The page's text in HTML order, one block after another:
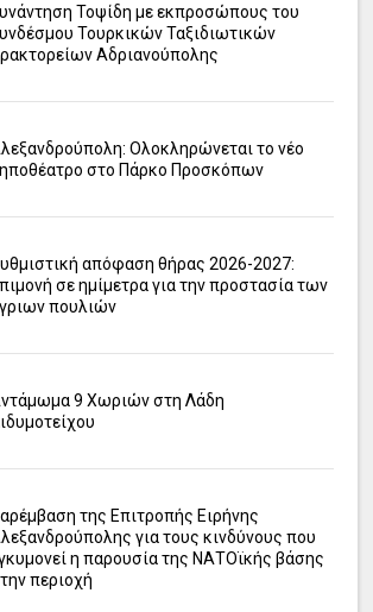
Τοψίδη με εκπροσώπους του
Τουρκικών Ταξιδιωτικών
Αδριανούπολης
Ολοκληρώνεται το νέο
στο Πάρκο Προσκόπων
απόφαση θήρας 2026-2027:
σε ημίμετρα για την προστασία των
πουλιών
9 Χωριών στη Λάδη
της Επιτροπής Ειρήνης
για τους κινδύνους που
η παρουσία της ΝΑΤΟϊκής βάσης
περιοχή